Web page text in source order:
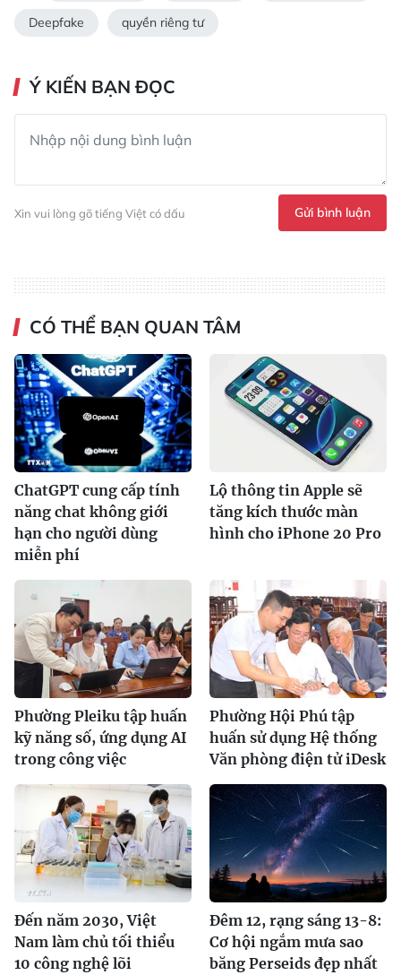
Deepfake quyền riêng tư
Ý KIẾN BẠN ĐỌC
Xin vui lòng gõ tiếng Việt có dấu Gửi bình luận
CÓ THỂ BẠN QUAN TÂM
ChatGPT cung cấp tính
năng chat không giới
hạn cho người dùng
miễn phí
Lộ thông tin Apple sẽ
tăng kích thước màn
hình cho iPhone 20 Pro
Phường Pleiku tập huấn
kỹ năng số, ứng dụng AI
trong công việc
Phường Hội Phú tập
huấn sử dụng Hệ thống
Văn phòng điện tử iDesk
Đến năm 2030, Việt
Nam làm chủ tối thiểu
10 công nghệ lõi
Đêm 12, rạng sáng 13-8:
Cơ hội ngắm mưa sao
băng Perseids đẹp nhất